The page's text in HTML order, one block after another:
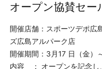
オープン協賛セー
開催店舗：スポーツデポ広
ズ広島アルパーク店
開催期間：3月17 日（金）
内容 ： オープンを記念し